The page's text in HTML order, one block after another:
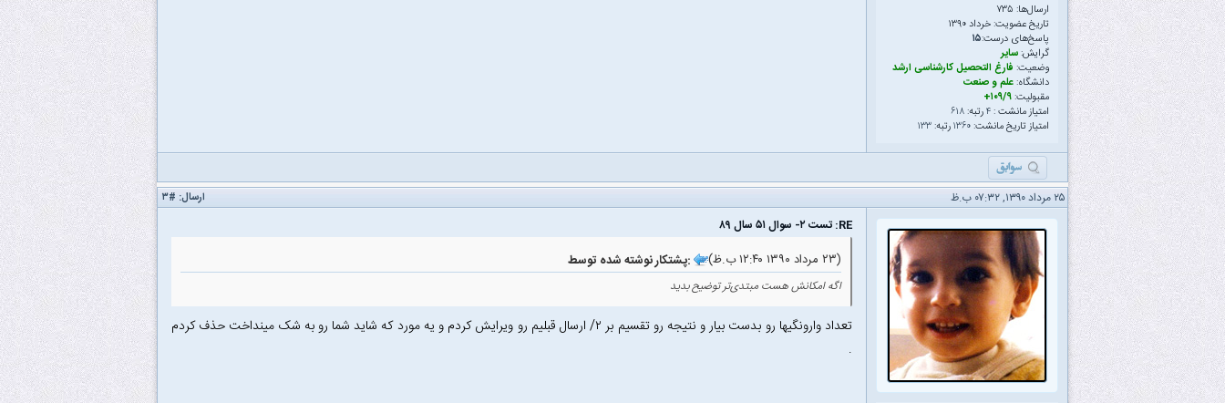
ارسال‌ها: ۷۳۵
تاریخ عضویت: خرداد ۱۳۹۰
پاسخ‌های درست:۱۵
گرایش:سایر
وضعیت: فارغ التحصیل کارشناسی ارشد
دانشگاه:علم و صنعت
مقبولیت:۱۰۹/۹+
امتیاز مانشت :۴رتبه:۶۱۸
امتیاز تاریخ مانشت:۱۳۶۰رتبه:۱۳۳
ارسال: #۳ ۲۵ مرداد ۱۳۹۰, ۰۷:۳۲ ب.ظ
RE: تست ۲- سوال ۵۱ سال ۸۹
(۲۳ مرداد ۱۳۹۰ ۱۲:۴۰ ب.ظ) پشتکار نوشته شده توسط:
اگه امکانش هست مبتدی‌تر توضیح بدید
تعداد وارونگیها رو بدست بیار و نتیجه رو تقسیم بر ۲/ ارسال قبلیم رو ویرایش کردم و یه مورد که شاید شما رو به شک مینداخت حذف کردم
.